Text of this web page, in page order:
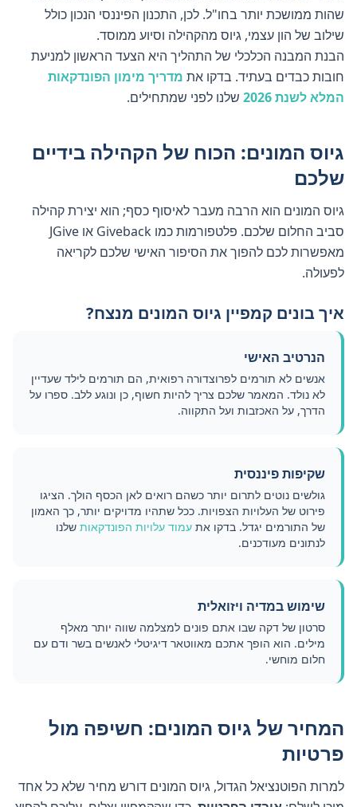
שהות ממושכת יותר בחו"ל. לכן, התכנון הפיננסי הנכון כולל
שילוב של הון עצמי, גיוס מהקהילה וסיוע ממוסד.
הבנת המבנה הכלכלי של התהליך היא הצעד הראשון למניעת
חובות כבדים בעתיד. בדקו את מדריך מימון הפונדקאות
המלא לשנת 2026
שלנו לפני שמתחילים.
גיוס המונים: הכוח של הקהילה בידיים
שלכם
גיוס המונים הוא הרבה מעבר לאיסוף כסף; הוא יצירת קהילה
סביב החלום שלכם. פלטפורמות כמו Giveback או JGive
מאפשרות לכם להפוך את הסיפור האישי שלכם לקריאה
לפעולה.
איך בונים קמפיין גיוס המונים מנצח?
הנרטיב האישי
אנשים לא תורמים לפרוצדורה רפואית, הם תורמים לילד שעדיין
לא נולד. המאמר שלכם צריך להיות חשוף, כן ונוגע ללב. ספרו על
הדרך, על האכזבות ועל התקווה.
שקיפות פיננסית
גולשים נוטים לתרום יותר כשהם רואים לאן הכסף הולך. הציגו
פירוט של העלויות הצפויות. ככל שתהיו מדויקים יותר, כך האמון
של התורמים יגדל. בדקו את עמוד עלויות הפונדקאות שלנו
לנתונים מעודכנים.
שימוש במדיה ויזואלית
סרטון של דקה שבו אתם פונים למצלמה שווה יותר מאלף
מילים. הוא הופך אתכם מאווטאר דיגיטלי לאנשים בשר ודם עם
חלום מוחשי.
המחיר של גיוס המונים: חשיפה מול
פרטיות
למרות הפוטנציאל הגדול, גיוס המונים דורש מחיר שלא כל אחד